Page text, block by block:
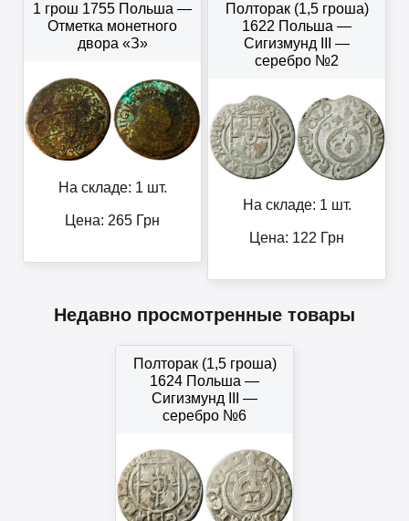
1 грош 1755 Польша —
Отметка монетного
двора «З»
На складе: 1 шт.
Цена: 265 Грн
Полторак (1,5 гроша)
1622 Польша —
Сигизмунд III —
серебро №2
На складе: 1 шт.
Цена: 122 Грн
Недавно просмотренные товары
Полторак (1,5 гроша)
1624 Польша —
Сигизмунд III —
серебро №6